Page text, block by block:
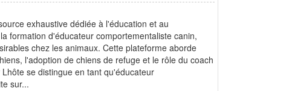
exhaustive dédiée à l'éducation et au
formation d'éducateur comportementaliste canin,
chez les animaux. Cette plateforme aborde
l'adoption de chiens de refuge et le rôle du coach
se distingue en tant qu'éducateur
sur...